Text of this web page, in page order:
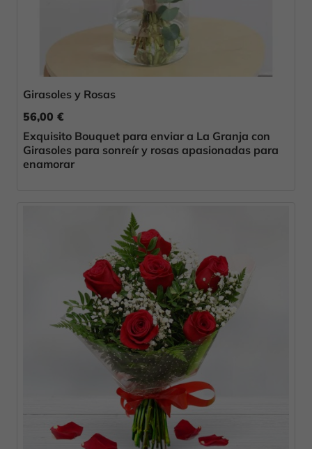
Girasoles y Rosas
56,00 €
Exquisito Bouquet para enviar a La Granja con
Girasoles para sonreír y rosas apasionadas para
enamorar